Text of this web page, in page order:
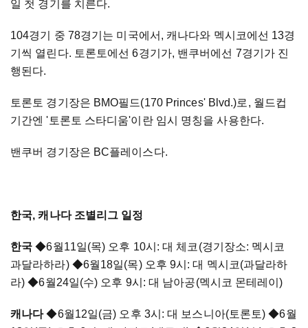
일 첫 경기를 치른다.
104경기 중 78경기는 미국에서, 캐나다와 멕시코에선 13경
기씩 열린다. 토론토에선 6경기가, 밴쿠버에선 7경기가 진
행된다.
토론토 경기장은 BMO필드(170 Princes' Blvd.)로, 월드컵
기간엔 '토론토 스타디움'이란 임시 명칭을 사용한다.
밴쿠버 경기장은 BC플레이스다.
한국, 캐나다 조별리그 일정
한국◆6월11일(목) 오후 10시: 대 체코(경기장소: 멕시코
과달라하라) ◆6월18일(목) 오후 9시: 대 멕시코(과달라하
라) ◆6월24일(수) 오후 9시: 대 남아공(멕시코 몬테레이)
캐나다◆6월12일(금) 오후 3시: 대 보스니아(토론토) ◆6월